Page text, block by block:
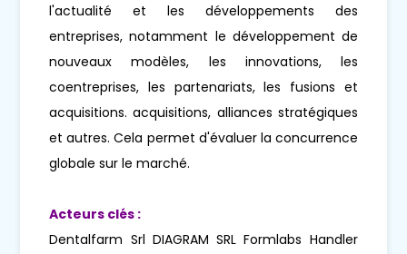
l'actualité et les développements des
entreprises, notamment le développement de
nouveaux modèles, les innovations, les
coentreprises, les partenariats, les fusions et
acquisitions. acquisitions, alliances stratégiques
et autres. Cela permet d'évaluer la concurrence
globale sur le marché.
Acteurs clés :
Dentalfarm Srl DIAGRAM SRL Formlabs Handler